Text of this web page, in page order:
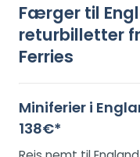
Færger til
returbilletter
Ferries
Miniferier i
138€*